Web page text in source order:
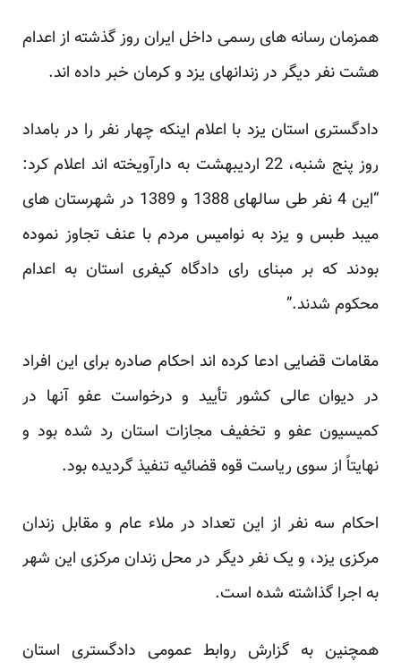
همزمان رسانه های رسمی داخل ایران روز گذشته از اعدام
هشت نفر دیگر در زندانهای یزد و کرمان خبر داده اند.
دادگستری استان یزد با اعلام اینکه چهار نفر را در بامداد
روز پنج شنبه، 22 اردیبهشت به دارآویخته اند
اعلام کرد:
“این 4 نفر طی سالهای 1388 و 1389 در شهرستان های
میبد طبس و یزد به نوامیس مردم با عنف تجاوز نموده
بودند که بر مبنای رای دادگاه کیفری استان به اعدام
محکوم شدند.”
مقامات قضایی ادعا کرده اند احکام صادره برای این افراد
در دیوان عالی کشور تأیید و درخواست عفو آنها در
کمیسیون عفو و تخفیف مجازات استان رد شده بود و
نهایتاً از سوی ریاست قوه قضائیه تنفیذ گردیده بود.
احکام سه نفر از این تعداد در ملاء عام و مقابل زندان
مرکزی یزد، و یک نفر دیگر در محل زندان مرکزی این شهر
به اجرا گذاشته شده است.
همچنین به گزارش روابط عمومی دادگستری استان